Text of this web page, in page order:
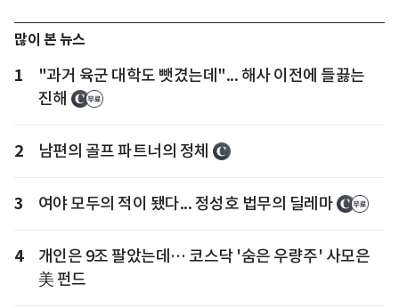
많이 본 뉴스
1
"과거 육군 대학도 뺏겼는데"... 해사 이전에 들끓는
진해
2 남편의 골프 파트너의 정체
3 여야 모두의 적이 됐다... 정성호 법무의 딜레마
4
개인은 9조 팔았는데… 코스닥 '숨은 우량주' 사모은
美 펀드